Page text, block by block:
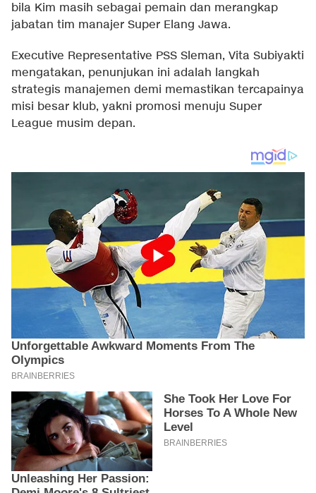
bila Kim masih sebagai pemain dan merangkap
jabatan tim manajer Super Elang Jawa.
Executive Representative PSS Sleman, Vita Subiyakti
mengatakan, penunjukan ini adalah langkah
strategis manajemen demi memastikan tercapainya
misi besar klub, yakni promosi menuju Super
League musim depan.